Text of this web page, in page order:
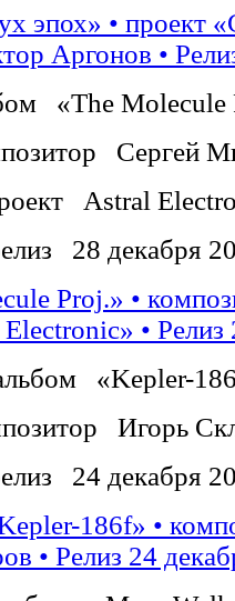
«The Molecule
Сергей
Astral
28 декабря
«Kepler-
Игорь
24 декабря